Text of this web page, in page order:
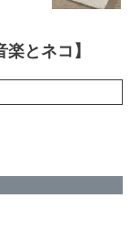
とネコ】